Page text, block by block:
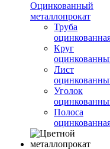
Оцинкованный
металлопрокат
Труба
Круг
Лист
Уголок
Полоса